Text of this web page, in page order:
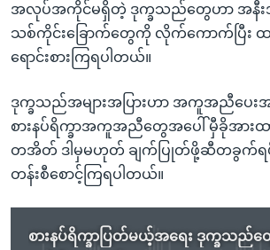
အလုပ်အကိုင်မရှိတဲ့ ဒုက္ခသည်တွေဟာ အနီး
သစ်ကိုင်းခြောက်တွေကို လိုက်ကောက်ပြီး ထ
ရောင်းစားကြရပါတယ်။
ဒုက္ခသည်အများအပြားဟာ အကူအညီပေ
စားနပ်ရိက္ခာအကူအညီတွေအပေါ် မှီခိုအားထ
တအိတ် ဒါမှမဟုတ် ချက်ပြုတ်ဖို့ဆီတခွက်ရဖို့ နာ
တန်းစီစောင့်ကြရပါတယ်။
စားနပ်ရိက္ခာပြတ်မယ့်အရေး ဒုက္ခသည်တွ